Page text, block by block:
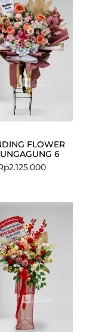
FLOWER
6
2.125.000